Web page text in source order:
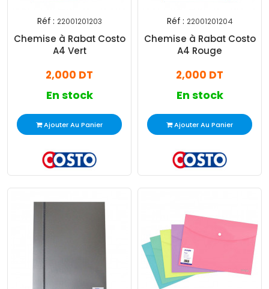
Réf : 22001201203
Chemise à Rabat Costo
A4 Vert
2,000 DT
En stock
Ajouter Au Panier
Réf : 22001201204
Chemise à Rabat Costo
A4 Rouge
2,000 DT
En stock
Ajouter Au Panier